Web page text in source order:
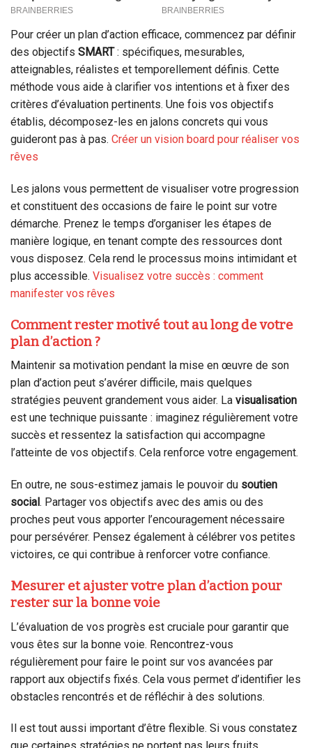
Pour créer un plan d’action efficace, commencez par définir
des objectifs SMART: spécifiques, mesurables,
atteignables, réalistes et temporellement définis. Cette
méthode vous aide à clarifier vos intentions et à fixer des
critères d’évaluation pertinents. Une fois vos objectifs
établis, décomposez-les en jalons concrets qui vous
guideront pas à pas. Créer un vision board pour réaliser vos
rêves
Les jalons vous permettent de visualiser votre progression
et constituent des occasions de faire le point sur votre
démarche. Prenez le temps d’organiser les étapes de
manière logique, en tenant compte des ressources dont
vous disposez. Cela rend le processus moins intimidant et
plus accessible. Visualisez votre succès : comment
manifester vos rêves
Comment rester motivé tout au long de votre
plan d’action ?
Maintenir sa motivation pendant la mise en œuvre de son
plan d’action peut s’avérer difficile, mais quelques
stratégies peuvent grandement vous aider. La visualisation
est une technique puissante : imaginez régulièrement votre
succès et ressentez la satisfaction qui accompagne
l’atteinte de vos objectifs. Cela renforce votre engagement.
En outre, ne sous-estimez jamais le pouvoir du soutien
social . Partager vos objectifs avec des amis ou des
proches peut vous apporter l’encouragement nécessaire
pour persévérer. Pensez également à célébrer vos petites
victoires, ce qui contribue à renforcer votre confiance.
Mesurer et ajuster votre plan d’action pour
rester sur la bonne voie
L’évaluation de vos progrès est cruciale pour garantir que
vous êtes sur la bonne voie. Rencontrez-vous
régulièrement pour faire le point sur vos avancées par
rapport aux objectifs fixés. Cela vous permet d’identifier les
obstacles rencontrés et de réfléchir à des solutions.
Il est tout aussi important d’être flexible. Si vous constatez